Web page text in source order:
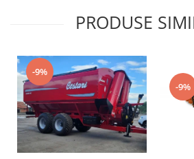
• Reglaj hidraulic al adâncimii de lucru
PRODUSE
-9%
-9%